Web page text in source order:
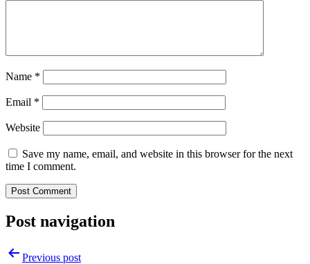
Name *
Email *
Website
Save my name, email, and website in this browser for the next
time I comment.
Post navigation
Previous post